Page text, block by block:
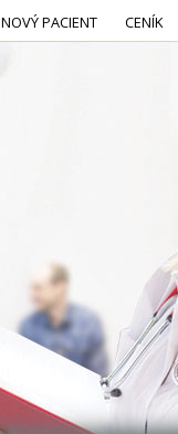
NOVÝ PACIENT CENÍK